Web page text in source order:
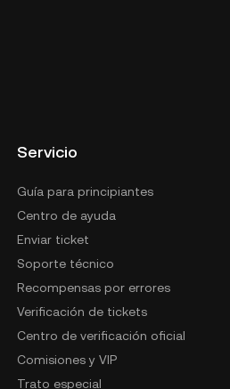
Servicio
Guía para principiantes
Centro de ayuda
Enviar ticket
Soporte técnico
Recompensas por errores
Verificación de tickets
Centro de verificación oficial
Comisiones y VIP
Trato especial